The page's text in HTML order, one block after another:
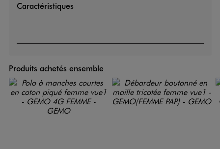
Caractéristiques
Produits achetés ensemble